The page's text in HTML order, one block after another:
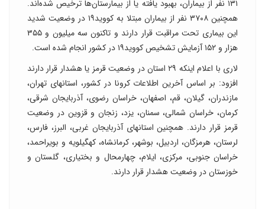
۱۳۱ نفر از بیماران، بهبود یافته یا از بیمارستان‌ها ترخیص شده‌اند.
همچنین ۳۷۰۸ نفر از بیماران مبتلا به کووید۱۹ در وضعیت شدید
این بیماری تحت مراقبت قرار دارند و تاکنون سه میلیون و ۳۵۵
هزار و ۱۵۲ آزمایش تشخیص کووید۱۹ در کشور انجام شده است.
لاری با اعلام اینکه ۲۹ استان در وضعیت قرمز یا هشدار قرار دارند
افزود: بر اساس آخرین اطلاعات کرونا در کشور، استانهای تهران،
مازندران، گیلان، قم، اصفهان، خراسان رضوی، آذربایجان شرقی،
کرمان، خراسان شمالی، سمنان، یزد، زنجان و قزوین در وضعیت
قرمز قرار دارند. همچنین استانهای آذربایجان غربی، البرز، فارس،
لرستان، هرمزگان، اردبیل، بوشهر، کرمانشاه، کهگیلویه و بویراحمد،
خراسان جنوبی، مرکزی، ایلام، چهارمحال و بختیاری، گلستان و
خوزستان در وضعیت هشدار قرار دارند.